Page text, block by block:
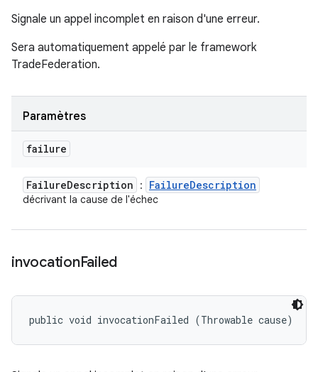
Signale un appel incomplet en raison d'une erreur.
Sera automatiquement appelé par le framework
TradeFederation.
Paramètres
failure
FailureDescription : FailureDescription
décrivant la cause de l'échec
invocationFailed
public void invocationFailed (Throwable cause)